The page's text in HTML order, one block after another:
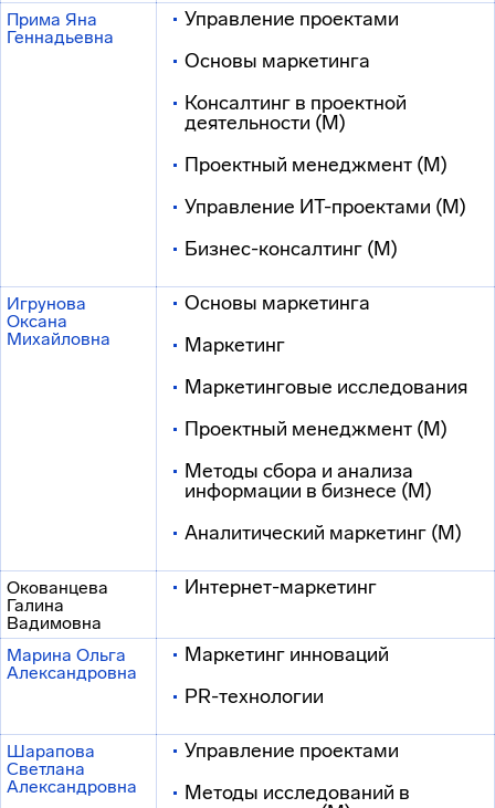
Прима Яна
Геннадьевна
Управление проектами
Основы маркетинга
Консалтинг в проектной
деятельности (М)
Проектный менеджмент (М)
Управление ИТ-проектами (М)
Бизнес-консалтинг (М)
Игрунова
Оксана
Михайловна
Основы маркетинга
Маркетинг
Маркетинговые исследования
Проектный менеджмент (М)
Методы сбора и анализа
информации в бизнесе (М)
Аналитический маркетинг (М)
Окованцева
Галина
Вадимовна
Интернет-маркетинг
Марина Ольга
Александровна
Маркетинг инноваций
PR-технологии
Шарапова
Светлана
Александровна
Управление проектами
Методы исследований в